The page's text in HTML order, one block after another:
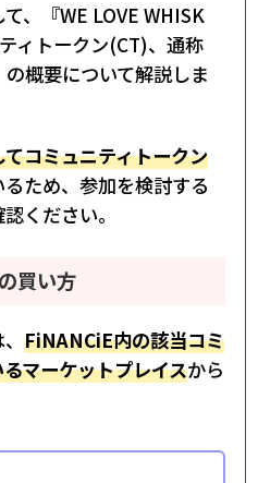
、『WE LOVE WHISK
ィトークン(CT)、通称
の概要について解説しま
コミュニティトークン
ため、参加を検討する
ください。
買い方
FiNANCiE内の該当コミ
マーケットプレイスから